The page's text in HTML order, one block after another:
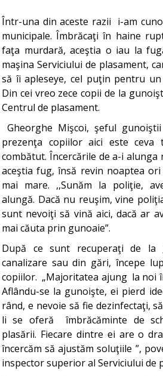
Într-una din aceste razii i-am
municipale. Îmbrăcaţi în haine
faţa murdară, aceştia o iau la
maşina Serviciului de plasament,
să îi apleseye, cel puţin pentru
Din cei vreo zece copii de la
Centrul de plasament.
Gheorghe Mişcoi, şeful
prezenţa copiilor aici este
combătut. Încercările de a-i alunga
aceştia fug, însă revin noaptea
mai mare. ,,Sunăm la poliţie,
alungă. Dacă nu reuşim, vine
sunt nevoiţi să vină aici, dacă ar
mai căuta prin gunoaie”.
După ce sunt recuperaţi de la
canalizare sau din gări, începe
copiilor. „Majoritatea ajung la noi
Aflându-se la gunoişte, ei pierd
rând, e nevoie să fie dezinfectaţi,
li se oferă îmbrăcăminte de
plasării. Fiecare dintre ei are o
încercăm să ajustăm soluţiile ”,
inspector superior al Serviciului de